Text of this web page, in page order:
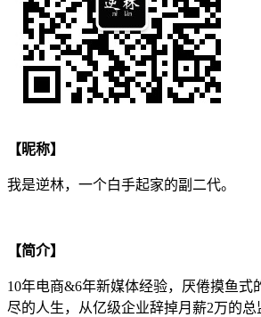
【昵称】
我是逆林，一个白手起家的副二代。
【简介】
10年电商&6年新媒体经验，厌倦摸鱼式
尽的人生，从亿级企业辞掉月薪2万的